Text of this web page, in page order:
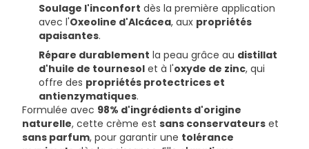
Soulage l'inconfort dès la première application
avec l'Oxeoline d'Alcácea, aux propriétés
apaisantes.
Répare durablement la peau grâce au distillat
d'huile de tournesol et à l'oxyde de zinc, qui
offre des propriétés protectrices et
antienzymatiques.
Formulée avec 98% d'ingrédients d'origine
naturelle, cette crème est sans conservateurs et
sans parfum, pour garantir une tolérance